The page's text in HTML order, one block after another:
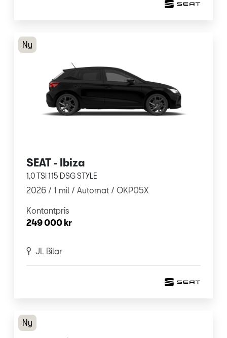
Ny
SEAT - Ibiza
1,0 TSI 115 DSG STYLE
2026 / 1 mil / Automat / OKP05X
Kontantpris
249 000 kr
JL Bilar
Ny